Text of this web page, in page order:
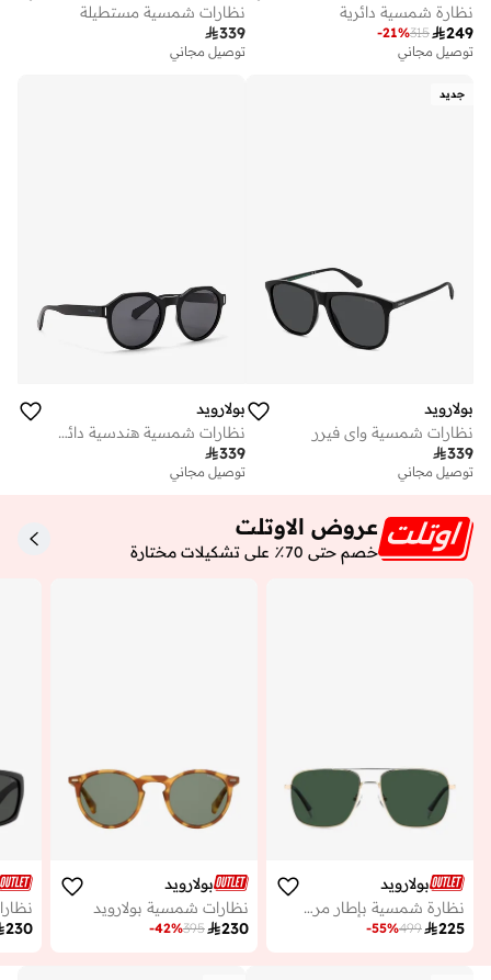
نظارة شمسية دائرية
249
315
-21%
توصيل مجاني
نظارات شمسية مستطيلة
339
توصيل مجاني
جديد
بولارويد
نظارات شمسية واي فيرر
339
توصيل مجاني
بولارويد
نظارات شمسية هندسية دائرية
339
توصيل مجاني
عروض الاوتلت
خصم حتى 70٪ على تشكيلات مختارة
بولارويد
نظارة شمسية بإطار مربع
225
499
-55%
بولارويد
نظارات شمسية بولارويد
230
395
-42%
230